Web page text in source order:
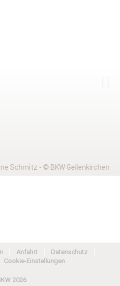
Schmitz - © BKW Geilenkirchen
Anfahrt
Datenschutz
Cookie-Einstellungen
2026